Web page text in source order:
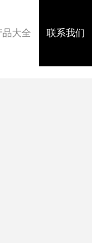
品大全 联系我们